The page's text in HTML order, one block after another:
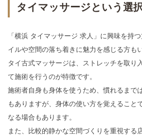
タイマッサージという選
「横浜 タイマッサージ 求人」に興味を持
イルや空間の落ち着きに魅力を感じる方も
タイ古式マッサージは、ストレッチを取り
て施術を行うのが特徴です。
施術者自身も身体を使うため、慣れるまで
もありますが、身体の使い方を覚えること
なる場合もあります。
また、比較的静かな空間づくりを重視する